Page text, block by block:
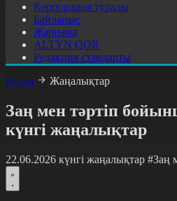
Корпорация туралы
Байланыс
Жарнама
ALTYN QOR
Редакция стандарты
Басты
Жаңалықтар
Заң мен тәртіп
күнгі жаңалықтар
22.06.2026 күнгі жаңалықтар #Заң